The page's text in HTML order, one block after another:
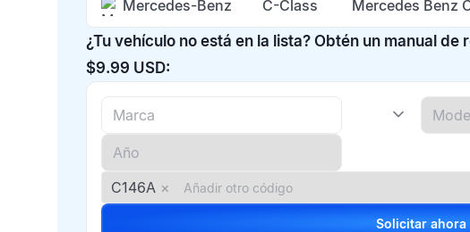
Mercedes-Benz C-Class Mercedes Benz
¿Tu vehículo no está en la lista? Obtén un manual
$9.99 USD:
C146A ×
Solicitar ahora